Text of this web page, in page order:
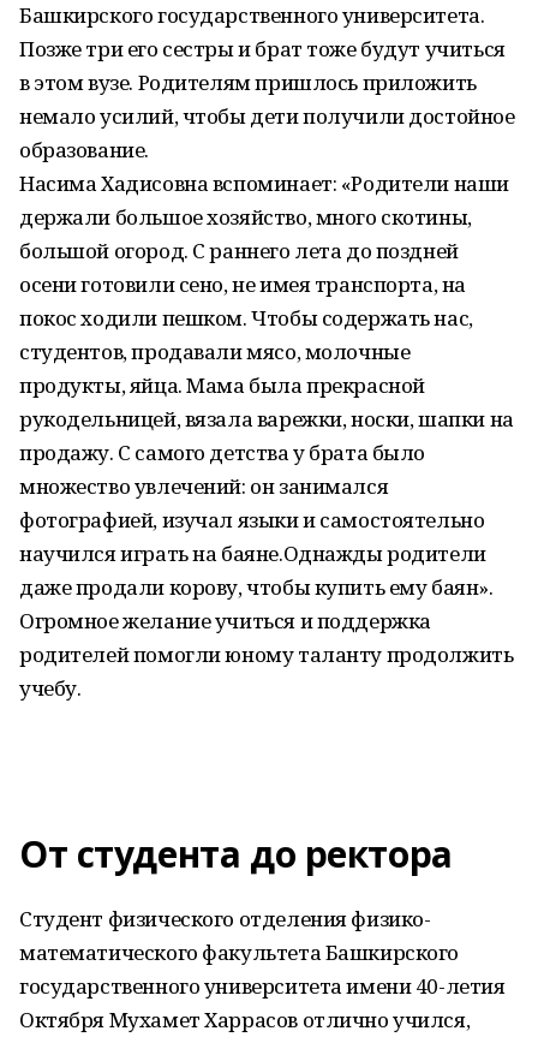
Башкирского государственного университета.
Позже три его сестры и брат тоже будут учиться
в этом вузе. Родителям пришлось приложить
немало усилий, чтобы дети получили достойное
образование.
Насима Хадисовна вспоминает: «Родители наши
держали большое хозяйство, много скотины,
большой огород. С раннего лета до поздней
осени готовили сено, не имея транспорта, на
покос ходили пешком. Чтобы содержать нас,
студентов, продавали мясо, молочные
продукты, яйца. Мама была прекрасной
рукодельницей, вязала варежки, носки, шапки на
продажу. С самого детства у брата было
множество увлечений: он занимался
фотографией, изучал языки и самостоятельно
научился играть на баяне.Однажды родители
даже продали корову, чтобы купить ему баян».
Огромное желание учиться и поддержка
родителей помогли юному таланту продолжить
учебу.
От студента до ректора
Студент физического отделения физико-
математического факультета Башкирского
государственного университета имени 40-летия
Октября Мухамет Харрасов отлично учился,